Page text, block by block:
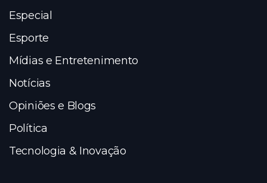
Especial
Esporte
Mídias e Entretenimento
Notícias
Opiniões e Blogs
Política
Tecnologia & Inovação